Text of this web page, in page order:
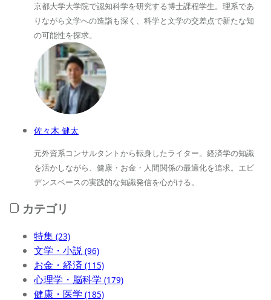
京都大学大学院で認知科学を研究する博士課程学生。理系であ
りながら文学への造詣も深く、科学と文学の交差点で新たな知
の可能性を探求。
佐々木 健太
元外資系コンサルタントから転身したライター。経済学の知識
を活かしながら、健康・お金・人間関係の最適化を追求。エビ
デンスベースの実践的な知識発信を心がける。
カテゴリ
特集 (23)
文学・小説 (96)
お金・経済 (115)
心理学・脳科学 (179)
健康・医学 (185)